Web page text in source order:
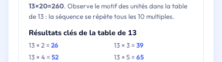
13×20=260. Observe le motif des unités dans la table
de 13 : la séquence se répète tous les 10 multiples.
Résultats clés de la table de 13
13 × 2 =26 13 × 3 =39
13 × 4 =52 13 × 5 =65